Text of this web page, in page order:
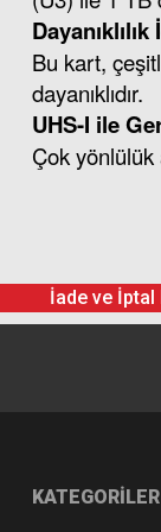
Bu kart,
dayanıklıdır.
UHS-I ile
Çok yönlülük
Lexar
İade ve İptal
KATEGORİLER